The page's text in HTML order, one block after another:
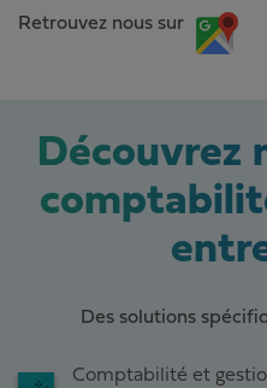
Retrouvez nous sur
Découvrez
Des solutions
Comptabilité et